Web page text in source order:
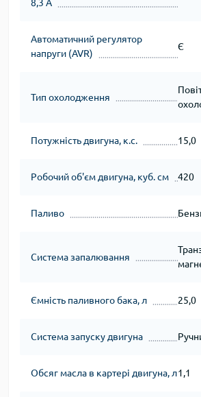
8,3 А
Автоматичний регулятор
напруги (AVR)
Є
Тип охолодження
Потужність двигуна, к.с. 15,0
Робочий об'єм двигуна, куб. см 420
Паливо
Система запалювання
Ємність паливного бака, л 25,0
Система запуску двигуна
Обсяг масла в картері двигуна, л1,1